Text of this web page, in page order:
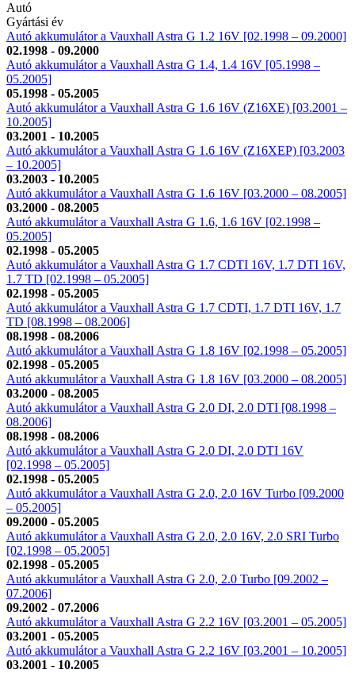
Autó
Gyártási év
Autó akkumulátor a Vauxhall Astra G 1.2 16V [02.1998 – 09.2000]
02.1998 - 09.2000
Autó akkumulátor a Vauxhall Astra G 1.4, 1.4 16V [05.1998 –
05.2005]
05.1998 - 05.2005
Autó akkumulátor a Vauxhall Astra G 1.6 16V (Z16XE) [03.2001 –
10.2005]
03.2001 - 10.2005
Autó akkumulátor a Vauxhall Astra G 1.6 16V (Z16XEP) [03.2003
– 10.2005]
03.2003 - 10.2005
Autó akkumulátor a Vauxhall Astra G 1.6 16V [03.2000 – 08.2005]
03.2000 - 08.2005
Autó akkumulátor a Vauxhall Astra G 1.6, 1.6 16V [02.1998 –
05.2005]
02.1998 - 05.2005
Autó akkumulátor a Vauxhall Astra G 1.7 CDTI 16V, 1.7 DTI 16V,
1.7 TD [02.1998 – 05.2005]
02.1998 - 05.2005
Autó akkumulátor a Vauxhall Astra G 1.7 CDTI, 1.7 DTI 16V, 1.7
TD [08.1998 – 08.2006]
08.1998 - 08.2006
Autó akkumulátor a Vauxhall Astra G 1.8 16V [02.1998 – 05.2005]
02.1998 - 05.2005
Autó akkumulátor a Vauxhall Astra G 1.8 16V [03.2000 – 08.2005]
03.2000 - 08.2005
Autó akkumulátor a Vauxhall Astra G 2.0 DI, 2.0 DTI [08.1998 –
08.2006]
08.1998 - 08.2006
Autó akkumulátor a Vauxhall Astra G 2.0 DI, 2.0 DTI 16V
[02.1998 – 05.2005]
02.1998 - 05.2005
Autó akkumulátor a Vauxhall Astra G 2.0, 2.0 16V Turbo [09.2000
– 05.2005]
09.2000 - 05.2005
Autó akkumulátor a Vauxhall Astra G 2.0, 2.0 16V, 2.0 SRI Turbo
[02.1998 – 05.2005]
02.1998 - 05.2005
Autó akkumulátor a Vauxhall Astra G 2.0, 2.0 Turbo [09.2002 –
07.2006]
09.2002 - 07.2006
Autó akkumulátor a Vauxhall Astra G 2.2 16V [03.2001 – 05.2005]
03.2001 - 05.2005
Autó akkumulátor a Vauxhall Astra G 2.2 16V [03.2001 – 10.2005]
03.2001 - 10.2005